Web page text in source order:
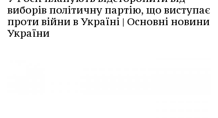
виборів політичну партію, що виступає
проти війни в Україні | Основні новини
України